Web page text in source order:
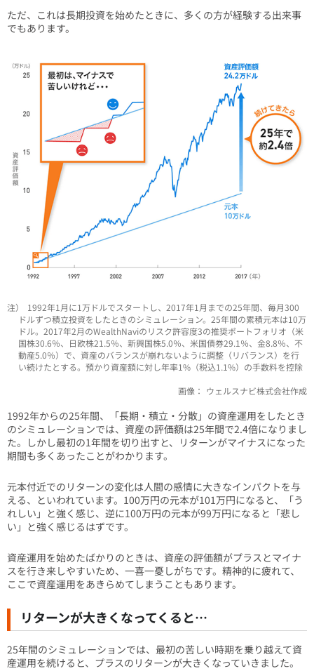
ただ、これは長期投資を始めたときに、多くの方が経験する出来事
でもあります。
注）
1992年1月に1万ドルでスタートし、2017年1月までの25年間、毎月300
ドルずつ積立投資をしたときのシミュレーション。25年間の累積元本は10万
ドル。2017年2月のWealthNaviのリスク許容度3の推奨ポートフォリオ（米
国株30.6％、日欧株21.5％、新興国株5.0％、米国債券29.1％、金8.8％、不
動産5.0％）で、資産のバランスが崩れないように調整（リバランス）を行
い続けたとする。預かり資産額に対し年率1%（税込1.1%）の手数料を控除
画像： ウェルスナビ株式会社作成
1992年からの25年間、「長期・積立・分散」の資産運用をしたとき
のシミュレーションでは、資産の評価額は25年間で2.4倍になりまし
た。しかし最初の1年間を切り出すと、リターンがマイナスになった
期間も多くあったことがわかります。
元本付近でのリターンの変化は人間の感情に大きなインパクトを与
える、といわれています。100万円の元本が101万円になると、「う
れしい」と強く感じ、逆に100万円の元本が99万円になると「悲し
い」と強く感じるはずです。
資産運用を始めたばかりのときは、資産の評価額がプラスとマイナ
スを行き来しやすいため、一喜一憂しがちです。精神的に疲れて、
ここで資産運用をあきらめてしまうこともあります。
リターンが大きくなってくると…
25年間のシミュレーションでは、最初の苦しい時期を乗り越えて資
産運用を続けると、プラスのリターンが大きくなっていきました。